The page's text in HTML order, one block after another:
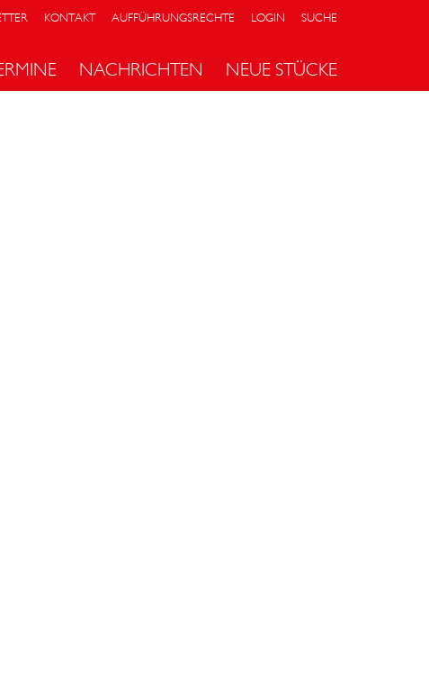
KONTAKT AUFFÜHRUNGSRECHTE LOGIN SUCHE
NACHRICHTEN NEUE STÜCKE